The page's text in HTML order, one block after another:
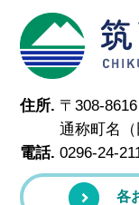
住所. 〒308-
通称町名（
電話. 0296-24-
各